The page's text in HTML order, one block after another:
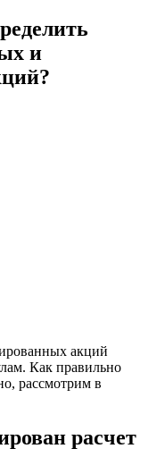
и
акций
Как правильно
рассмотрим в
расчет